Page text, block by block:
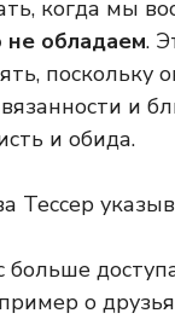
когда мы
не обладаем.
поскольку
и
и обида.
Тессер
о